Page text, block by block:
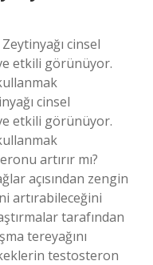
cinsel
etkili görünüyor.
cinsel
etkili görünüyor.
artırır mı?
açısından zengin
artırabileceğini
tarafından
tereyağını
testosteron